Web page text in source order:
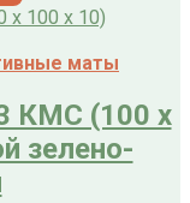
маты
КМС (100 х
зелено-